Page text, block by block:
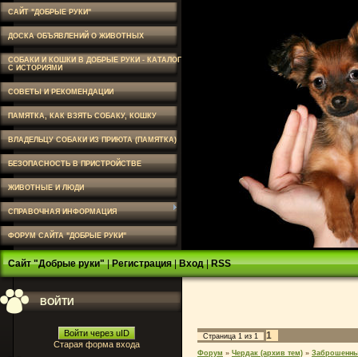
САЙТ "ДОБРЫЕ РУКИ"
ДОСКА ОБЪЯВЛЕНИЙ О ЖИВОТНЫХ
СОБАКИ И КОШКИ В ДОБРЫЕ РУКИ - КАТАЛОГ
С ИСТОРИЯМИ
СОВЕТЫ И РЕКОМЕНДАЦИИ
ПАМЯТКА, КАК ВЗЯТЬ СОБАКУ, КОШКУ
ВЛАДЕЛЬЦУ СОБАКИ ИЗ ПРИЮТА (ПАМЯТКА)
БЕЗОПАСНОСТЬ В ПРИСТРОЙСТВЕ
ЖИВОТНЫЕ И ЛЮДИ
СПРАВОЧНАЯ ИНФОРМАЦИЯ
ФОРУМ САЙТА "ДОБРЫЕ РУКИ"
Сайт "Добрые руки"|Регистрация|Вход|RSS
ВОЙТИ
Войти через uID
Старая форма входа
Страница 1 из 1 1
Форум » Чердак (архив тем) »